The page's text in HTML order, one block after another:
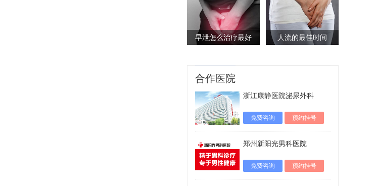
早泄怎么治疗最好 人流的最佳时间
合作医院
浙江康静医院泌尿外科
免费咨询 预约挂号
郑州新阳光男科医院
免费咨询 预约挂号